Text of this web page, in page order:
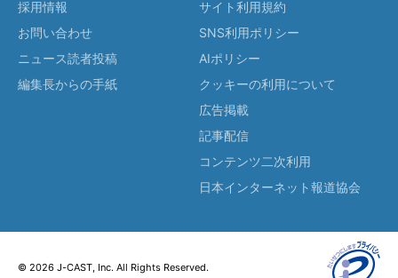
採用情報
お問い合わせ
ニュース読者投稿
編集長からの手紙
サイト利用規約
SNS利用ポリシー
AIポリシー
クッキーの利用について
広告掲載
記事配信
コンテンツ二次利用
日本インターネット報道協会
© 2026 J-CAST, Inc. All Rights Reserved.